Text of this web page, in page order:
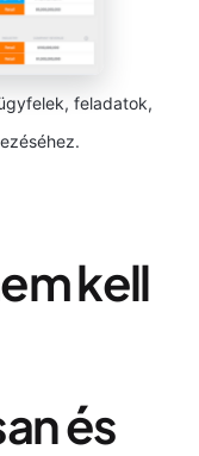
feladatok,
kell
és